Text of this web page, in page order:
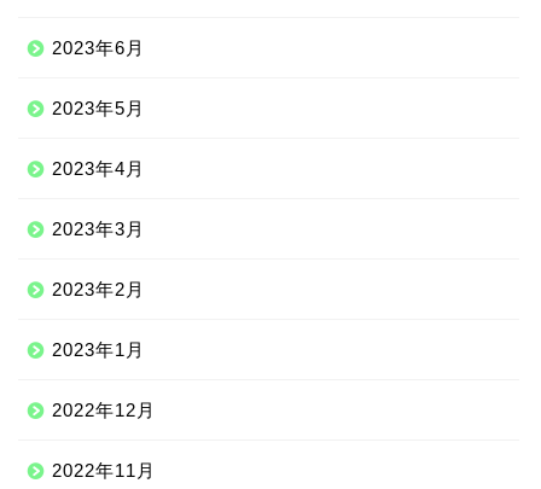
2023年6月
2023年5月
2023年4月
2023年3月
2023年2月
2023年1月
2022年12月
2022年11月